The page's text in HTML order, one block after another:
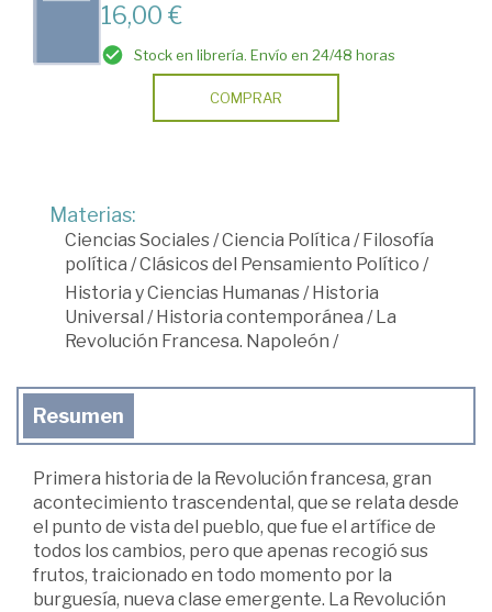
16,00 €
Stock en librería. Envío en 24/48 horas
COMPRAR
Materias:
Ciencias Sociales/Ciencia Política / Filosofía
política /Clásicos del Pensamiento Político /
Historia y Ciencias Humanas/ Historia
Universal / Historia contemporánea / La
Revolución Francesa. Napoleón /
Resumen
Primera historia de la Revolución francesa, gran
acontecimiento trascendental, que se relata desde
el punto de vista del pueblo, que fue el artífice de
todos los cambios, pero que apenas recogió sus
frutos, traicionado en todo momento por la
burguesía, nueva clase emergente. La Revolución